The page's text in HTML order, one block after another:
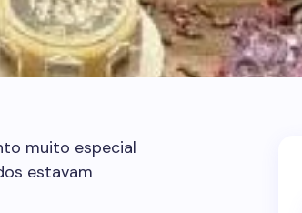
muito especial
estavam